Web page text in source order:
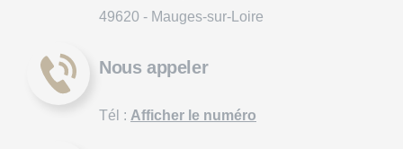
49620 - Mauges-sur-Loire
Nous appeler
Tél : Afficher le numéro